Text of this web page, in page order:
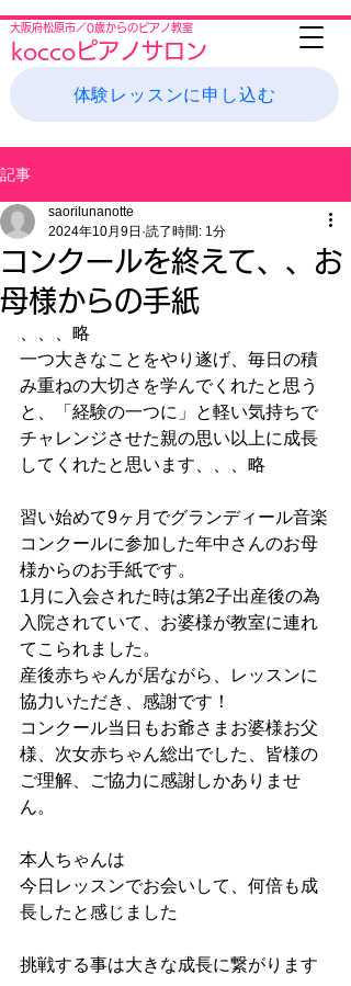
大阪府松原市／0歳からのピアノ教室
koccoピアノサロン
体験レッスンに申し込む
記事
コンクールを終えて、、お
母様からの手紙
saorilunanotte
2024年10月9日 読了時間: 1分
、、、略
一つ大きなことをやり遂げ、毎日の積
み重ねの大切さを学んでくれたと思う
と、「経験の一つに」と軽い気持ちで
チャレンジさせた親の思い以上に成長
してくれたと思います、、、略
習い始めて9ヶ月でグランディール音楽
コンクールに参加した年中さんのお母
様からのお手紙です。
1月に入会された時は第2子出産後の為
入院されていて、お婆様が教室に連れ
てこられました。
産後赤ちゃんが居ながら、レッスンに
協力いただき、感謝です！
コンクール当日もお爺さまお婆様お父
様、次女赤ちゃん総出でした、皆様の
ご理解、ご協力に感謝しかありませ
ん。
本人ちゃんは
今日レッスンでお会いして、何倍も成
長したと感じました
挑戦する事は大きな成長に繋がります